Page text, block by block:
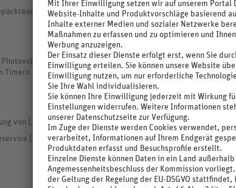
Energieeffiziente Beleuchtung, Einsatz von
Timern
von Lebensmittelverschwendung
(kostenpflichtig), Autovermietung (kostenpflichtig)